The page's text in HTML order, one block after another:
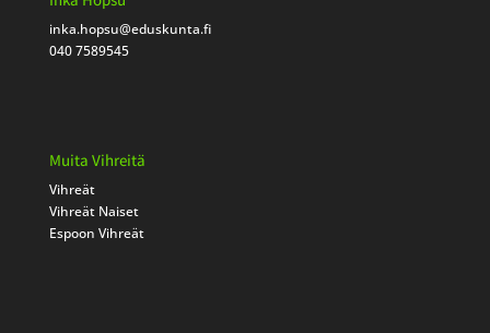
inka.hopsu@eduskunta.fi
040 7589545
Muita Vihreitä
Vihreät
Vihreät Naiset
Espoon Vihreät